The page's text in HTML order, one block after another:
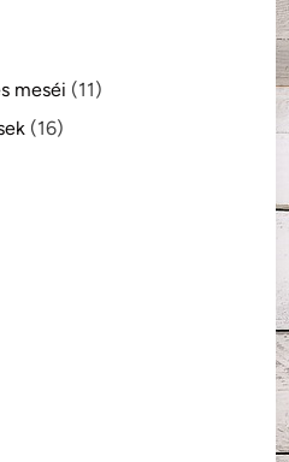
meséi (11)
(16)